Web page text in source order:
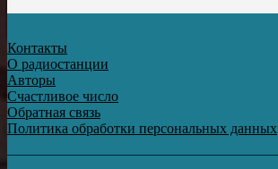
Контакты
О радиостанции
Авторы
Счастливое число
Обратная связь
Политика обработки персональных данных